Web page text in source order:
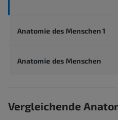
Anatomie des Menschen 1
Anatomie des Menschen
Vergleichende